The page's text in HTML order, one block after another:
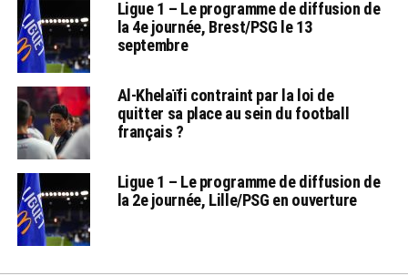
Ligue 1 – Le programme de diffusion de
la 4e journée, Brest/PSG le 13
septembre
Al-Khelaïfi contraint par la loi de
quitter sa place au sein du football
français ?
Ligue 1 – Le programme de diffusion de
la 2e journée, Lille/PSG en ouverture